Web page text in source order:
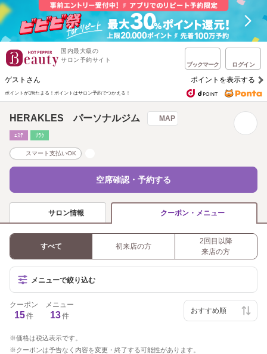
国内最大級の
サロン予約サイト
ブックマーク ログイン
ゲストさん ポイントを表示する
ポイントが1%たまる！ ポイントはサロン予約でつかえる！
HERAKLES パーソナルジム MAP
ｴｽﾃ ﾘﾗｸ
スマート支払いOK
空席確認・予約する
サロン情報 クーポン・メニュー
すべて 初来店の方
2回目以降
来店の方
メニューで絞り込む
クーポン
15件
メニュー
13件
価格は税込表示です。
クーポンは予告なく内容を変更・終了する可能性があります。